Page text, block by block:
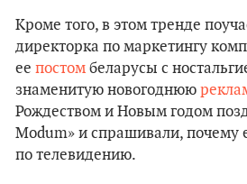
Кроме того, в этом тренде
директорка по маркетингу
ее постом беларусы с
знаменитую новогоднюю
Рождеством и Новым годом
Modum» и спрашивали, почему
по телевидению.